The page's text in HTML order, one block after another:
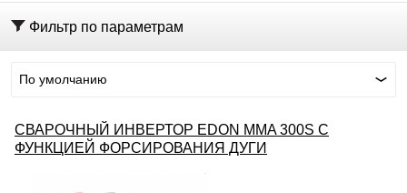
Фильтр по параметрам
По умолчанию
СВАРОЧНЫЙ ИНВЕРТОР EDON MMA 300S С
ФУНКЦИЕЙ ФОРСИРОВАНИЯ ДУГИ